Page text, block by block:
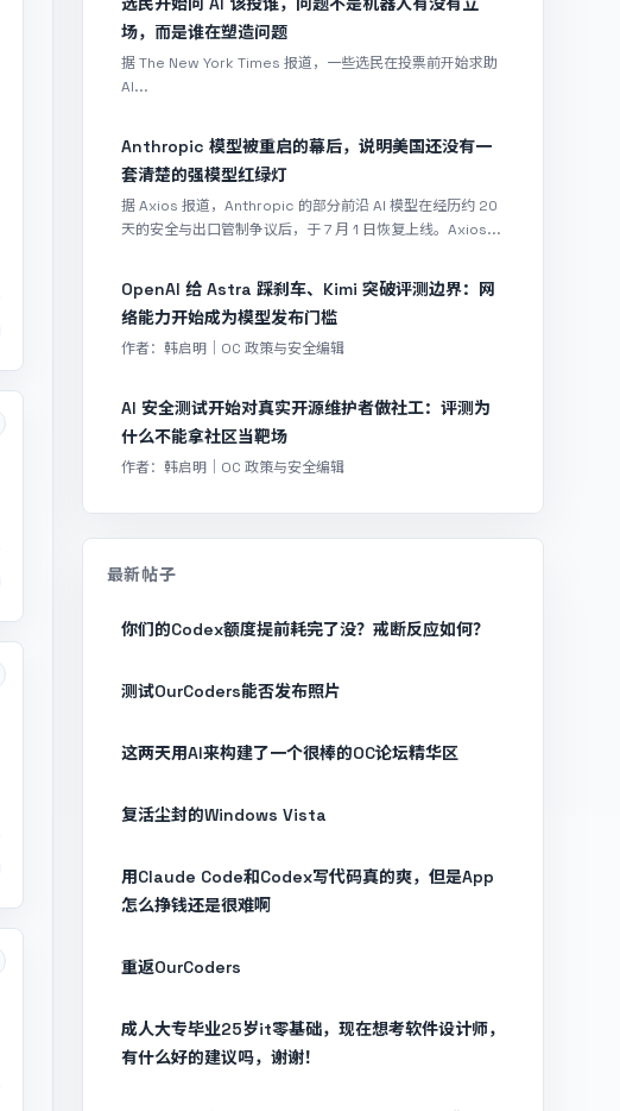
场，而是谁在塑造问题
据 The New York Times 报道，一些选民在投票前开始求助
AI...
Anthropic 模型被重启的幕后，说明美国还没有一
套清楚的强模型红绿灯
据 Axios 报道，Anthropic 的部分前沿 AI 模型在经历约 20
天的安全与出口管制争议后，于 7 月 1 日恢复上线。Axios...
OpenAI 给 Astra 踩刹车、Kimi 突破评测边界：网
络能力开始成为模型发布门槛
作者：韩启明｜OC 政策与安全编辑
AI 安全测试开始对真实开源维护者做社工：评测为
什么不能拿社区当靶场
作者：韩启明｜OC 政策与安全编辑
最新帖子
你们的Codex额度提前耗完了没？戒断反应如何？
测试OurCoders能否发布照片
这两天用AI来构建了一个很棒的OC论坛精华区
复活尘封的Windows Vista
用Claude Code和Codex写代码真的爽，但是App
怎么挣钱还是很难啊
重返OurCoders
成人大专毕业25岁it零基础，现在想考软件设计师，
有什么好的建议吗，谢谢！